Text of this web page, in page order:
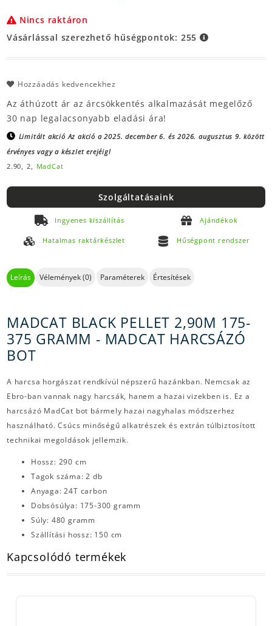
Nincs raktáron
Vásárlással szerezhető hűségpontok: 255
Hozzáadás kedvencekhez
Az áthúzott ár az árcsökkentés alkalmazását megelőző
30 nap legalacsonyabb eladási ára!
Limitált akció Az akció a 2025. december 6. és 2026. augusztus 9. között
érvényes vagy a készlet erejéig!
2.90, 2, MadCat
Szolgáltatásaink
Ingyenes kiszállítás Ajándékok
Hatalmas raktárkészlet Hűségpont rendszer
Leírás Vélemények (0) Paraméterek Értesítések
MADCAT BLACK PELLET 2,90M 175-
375 GRAMM - MADCAT HARCSÁZÓ
BOT
A harcsa horgászat rendkívül népszerű hazánkban. Nemcsak az
Ebro-ban vannak nagy harcsák, hanem a hazai vizekben is. Ez a
harcsázó MadCat bot bármely hazai nagyhalas módszerhez
használható. Csúcs minőségű alkatrészek és extrán túlbiztosított
technikai megoldások jellemzik.
Hossz: 290 cm
Tagok száma: 2 db
Anyaga: 24T carbon
Dobsósúlya: 175-300 gramm
Súly: 480 gramm
Szállítási hossz: 150 cm
Kapcsolódó termékek